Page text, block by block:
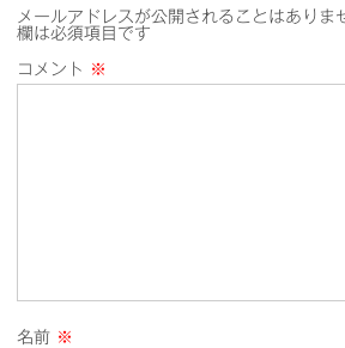
メールアドレスが公開されることはありま
欄は必須項目です
コメント ※
名前 ※